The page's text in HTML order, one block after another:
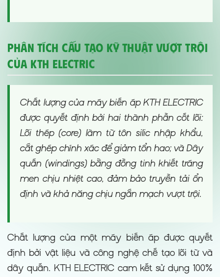
Phân tích Cấu tạo Kỹ thuật Vượt trội
của KTH ELECTRIC
Chất lượng của máy biến áp KTH ELECTRIC
được quyết định bởi hai thành phần cốt lõi:
Lõi thép (core) làm từ tôn silic nhập khẩu,
cắt ghép chính xác để giảm tổn hao; và Dây
quấn (windings) bằng đồng tinh khiết tráng
men chịu nhiệt cao, đảm bảo truyền tải ổn
định và khả năng chịu ngắn mạch vượt trội.
Chất lượng của một máy biến áp được quyết
định bởi vật liệu và công nghệ chế tạo lõi từ và
dây quấn. KTH ELECTRIC cam kết sử dụng 100%